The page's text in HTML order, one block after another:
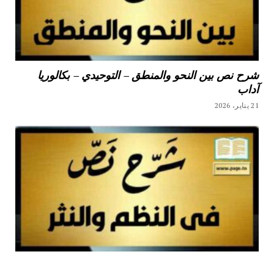
شرح نص بين النحو والمنطق – التوحيدي – بكالوريا
آداب
21 يناير، 2026